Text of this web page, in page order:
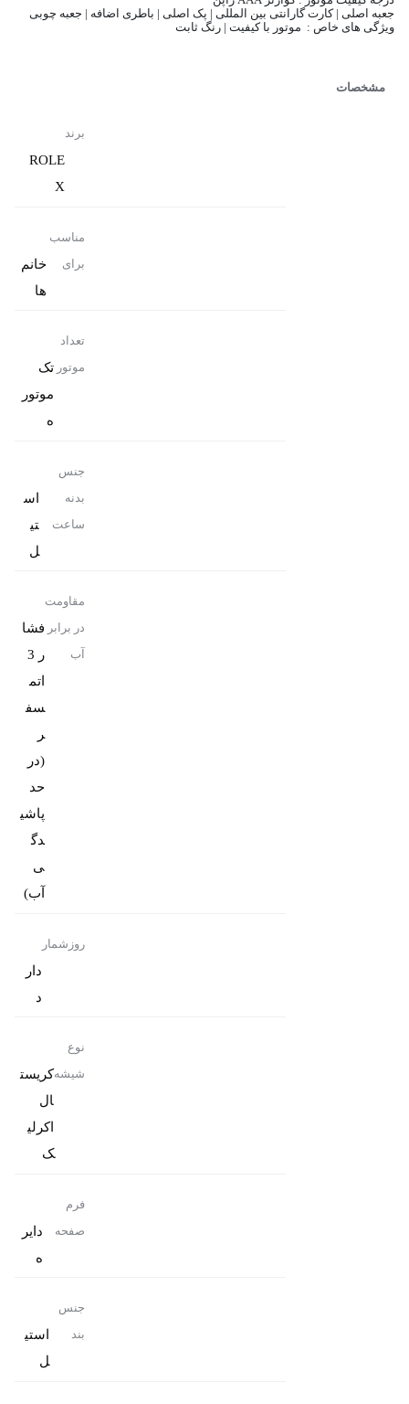
جعبه اصلی | کارت گارانتی بین المللی | پک اصلی | باطری اضافه | جعبه چوبی
ویژگی های خاص : موتور با کیفیت | رنگ ثابت
مشخصات
برند
ROLE
X
مناسب
برای
خانم
ها
تعداد
موتور تک
موتور
ه
جنس
بدنه
ساعت
اس
تی
ل
مقاومت
در برابر
آب
فشا
ر 3
اتم
سف
ر
(در
حد
پاشی
دگ
ی
آب)
روزشمار
دار
د
نوع
شیشهکریست
ال
اکرلی
ک
فرم
صفحه
دایر
ه
جنس
بند
استی
ل